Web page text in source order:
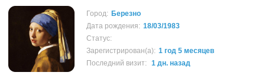
Город: Березно
Дата рождения: 18/03/1983
Статус:
Зарегистрирован(а): 1 год 5 месяцев
Последний визит:
1 дн. назад